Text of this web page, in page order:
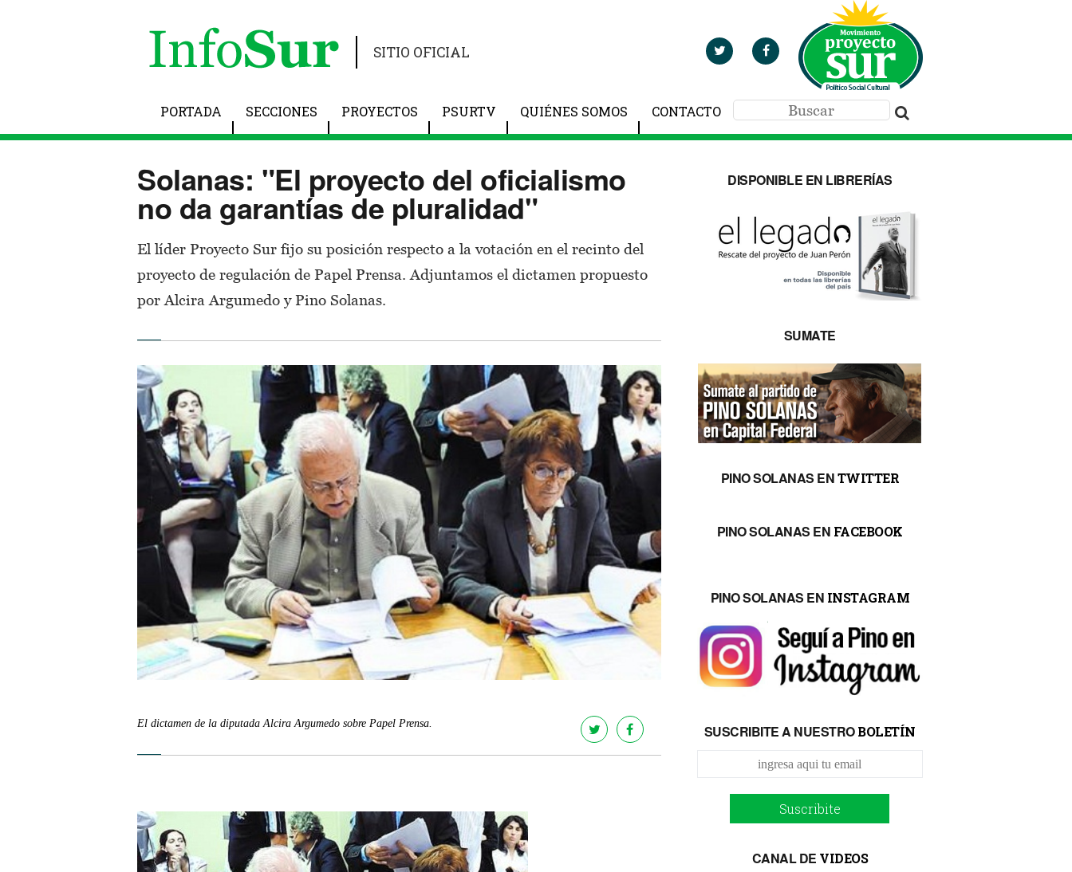
SITIO OFICIAL
PORTADA SECCIONES PROYECTOS PSURTV QUIÉNES SOMOS CONTACTO
Solanas: "El proyecto del oficialismo
no da garantías de pluralidad"
El líder Proyecto Sur fijo su posición respecto a la votación en el recinto del
proyecto de regulación de Papel Prensa. Adjuntamos el dictamen propuesto
por Alcira Argumedo y Pino Solanas.
El dictamen de la diputada Alcira Argumedo sobre Papel Prensa.
DISPONIBLE EN LIBRERÍAS
SUMATE
PINO SOLANAS ENTWITTER
PINO SOLANAS EN FACEBOOK
PINO SOLANAS EN INSTAGRAM
SUSCRIBITE A NUESTROBOLETÍN
Suscribite
CANAL DE VIDEOS